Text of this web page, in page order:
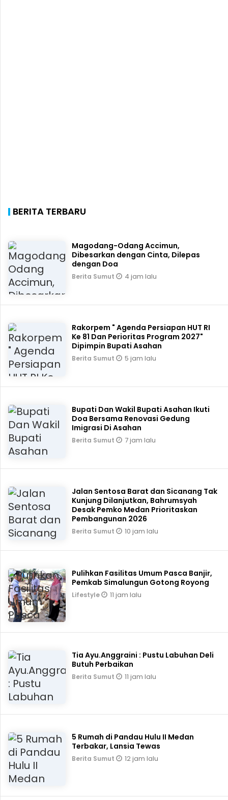
BERITA TERBARU
Magodang-Odang Accimun,
Dibesarkan dengan Cinta, Dilepas
dengan Doa
Berita Sumut 4 jam lalu
Rakorpem " Agenda Persiapan HUT RI
Ke 81 Dan Perioritas Program 2027"
Dipimpin Bupati Asahan
Berita Sumut 5 jam lalu
Bupati Dan Wakil Bupati Asahan Ikuti
Doa Bersama Renovasi Gedung
Imigrasi Di Asahan
Berita Sumut 7 jam lalu
Jalan Sentosa Barat dan Sicanang Tak
Kunjung Dilanjutkan, Bahrumsyah
Desak Pemko Medan Prioritaskan
Pembangunan 2026
Berita Sumut 10 jam lalu
Pulihkan Fasilitas Umum Pasca Banjir,
Pemkab Simalungun Gotong Royong
Lifestyle 11 jam lalu
Tia Ayu.Anggraini : Pustu Labuhan Deli
Butuh Perbaikan
Berita Sumut 11 jam lalu
5 Rumah di Pandau Hulu II Medan
Terbakar, Lansia Tewas
Berita Sumut 12 jam lalu